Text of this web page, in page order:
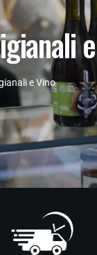
igianalie
e Vino